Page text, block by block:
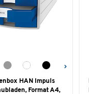
HAN Impuls
Format A4,